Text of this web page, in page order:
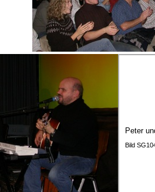
Peter
Bild